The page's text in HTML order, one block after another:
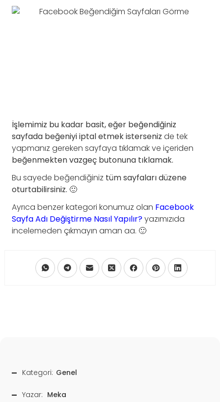
İşlemimiz bu kadar basit, eğer beğendiğiniz
sayfada beğeniyi iptal etmek isterseniz de tek
yapmanız gereken sayfaya tıklamak ve içeriden
beğenmekten vazgeç butonuna tıklamak.
Bu sayede beğendiğiniz tüm sayfaları düzene
oturtabilirsiniz. 🙂
Ayrıca benzer kategori konumuz olan Facebook
Sayfa Adı Değiştirme Nasıl Yapılır?yazımızıda
incelemeden çıkmayın aman aa. 🙂
Kategori: Genel
Yazar: Meka